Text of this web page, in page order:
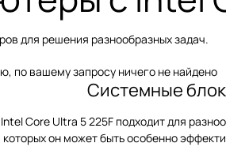
для решения разнообразных задач.
по вашему запросу ничего не найдено
Системные
Core Ultra 5 225F подходит для
которых он может быть особенно